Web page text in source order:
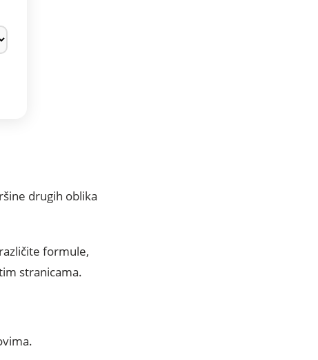
drugih oblika
formule,
stranicama.